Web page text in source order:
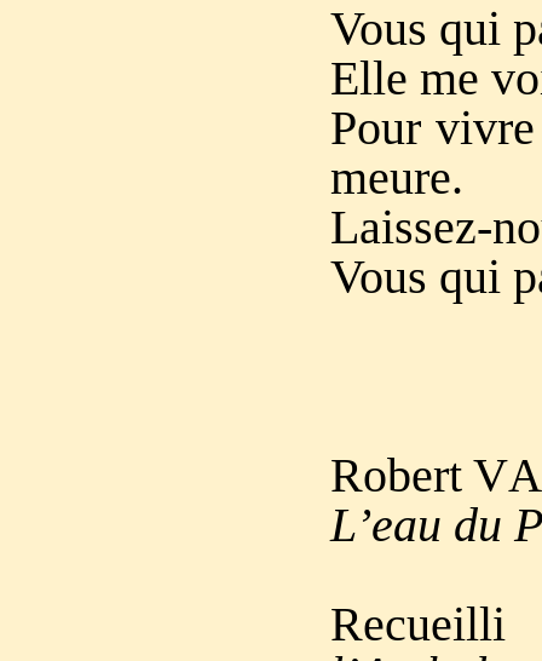
Vous qui
Elle me
Pour
meure.
Laissez-
Vous qui
Robert V
L’eau du